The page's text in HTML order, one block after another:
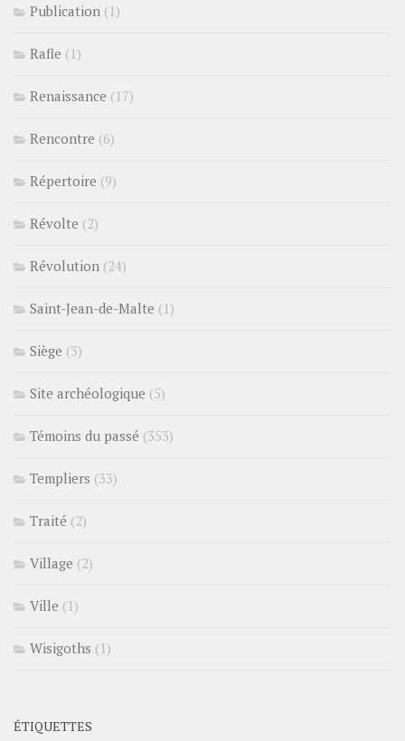
Publication (1)
Rafle (1)
Renaissance (17)
Rencontre (6)
Répertoire (9)
Révolte (2)
Révolution (24)
Saint-Jean-de-Malte (1)
Siège (3)
Site archéologique (5)
Témoins du passé (353)
Templiers (33)
Traité (2)
Village (2)
Ville (1)
Wisigoths (1)
ÉTIQUETTES